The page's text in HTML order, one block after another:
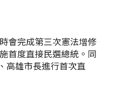
會完成第三次憲法增修
首度直接民選總統。同
高雄市長進行首次直